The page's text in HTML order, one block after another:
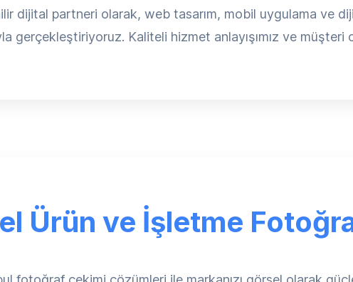
dijital partneri olarak, web tasarım, mobil uygulama ve
gerçekleştiriyoruz. Kaliteli hizmet anlayışımız ve müşteri
Ürün ve İşletme